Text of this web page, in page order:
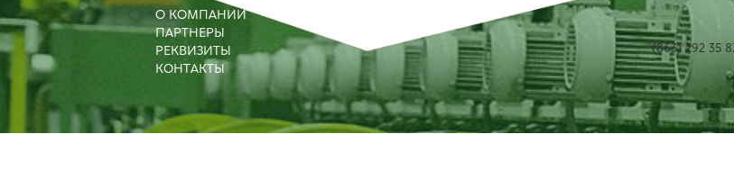
О КОМПАНИИ
ПАРТНЕРЫ
РЕКВИЗИТЫ
КОНТАКТЫ
(863) 292 35